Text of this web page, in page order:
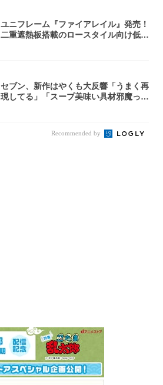
ユニフレーム『ファイアレイル』発売！
二重遮熱板搭載のロースタイル向け低型
セブン、新作はやくも大反響「うまく再
現してる」「スープ美味い具材邪魔って
Recommended by